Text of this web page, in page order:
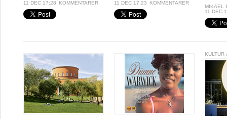
11 DEC 17:28
KOMMENTARER
11 DEC 17:23
KOMMENTARER
MIKAEL
11 DEC
KULTUR